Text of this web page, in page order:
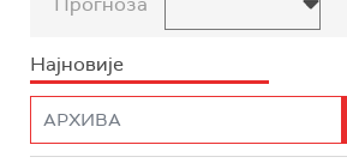
Најновије